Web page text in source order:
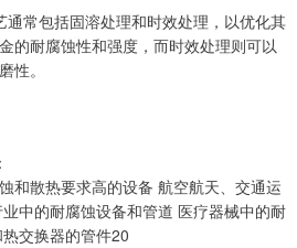
常包括固溶处理和时效处理，以优化其
的耐腐蚀性和强度，而时效处理则可以
性。
和散热要求高的设备 航空航天、交通运
中的耐腐蚀设备和管道 医疗器械中的耐
交换器的管件20